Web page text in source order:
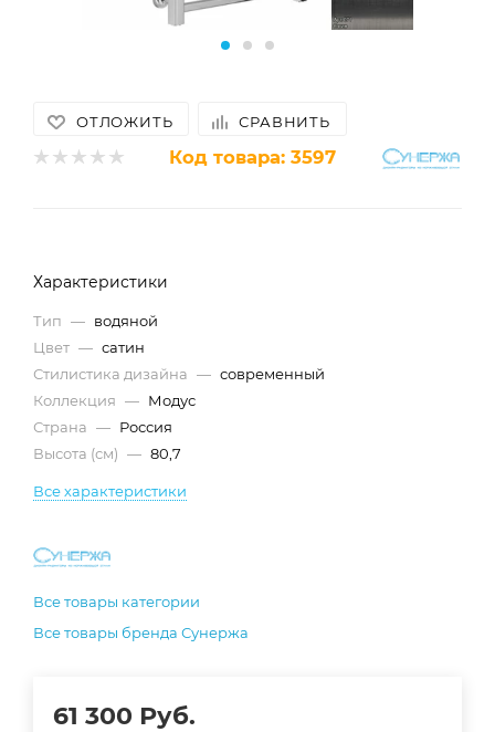
ОТЛОЖИТЬ СРАВНИТЬ
Код товара: 3597
Характеристики
Тип — водяной
Цвет — сатин
Стилистика дизайна — современный
Коллекция — Модус
Страна — Россия
Высота (см) — 80,7
Все характеристики
Все товары категории
Все товары бренда Сунержа
61 300 Руб.